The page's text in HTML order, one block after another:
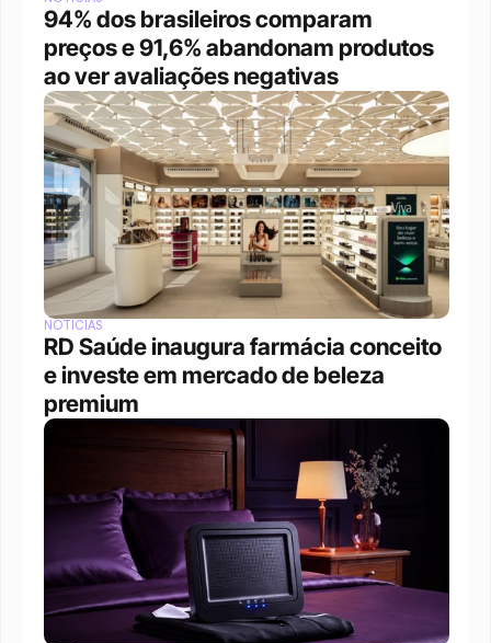
94% dos brasileiros comparam
preços e 91,6% abandonam produtos
ao ver avaliações negativas
NOTÍCIAS
RD Saúde inaugura farmácia conceito
e investe em mercado de beleza
premium